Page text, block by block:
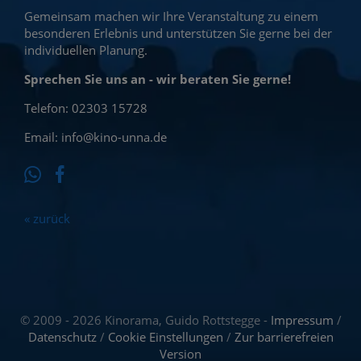
way in Cinemas
(OmU)
PAW Patrol: Der
Dino Film
Ice Cream Man
New Day in 3D &
2D
Toy Story 5 in 3D &
2D
Preview
André Rieu´s 2026
Summer Concert
Gemeinsam machen wir Ihre Veranstaltung zu einem
besonderen Erlebnis und unterstützen Sie gerne bei der
individuellen Planung.
Sprechen Sie uns an - wir beraten Sie gerne!
Telefon: 02303 15728
Email: info@kino-unna.de
« zurück
© 2009 - 2026 Kinorama, Guido Rottstegge - Impressum /
Datenschutz/ Cookie Einstellungen / Zur barrierefreien
Version